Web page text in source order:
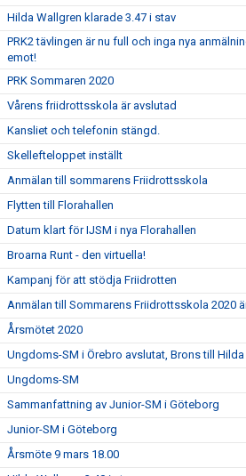
Hilda Wallgren klarade 3.47 i stav
PRK2 tävlingen är nu full och inga nya
emot!
PRK Sommaren 2020
Vårens friidrottsskola är avslutad
Kansliet och telefonin stängd.
Skellefteloppet inställt
Anmälan till sommarens Friidrottsskola
Flytten till Florahallen
Datum klart för IJSM i nya Florahallen
Broarna Runt - den virtuella!
Kampanj för att stödja Friidrotten
Anmälan till Sommarens Friidrottsskola 2020
Årsmötet 2020
Ungdoms-SM i Örebro avslutat, Brons till Hilda
Ungdoms-SM
Sammanfattning av Junior-SM i Göteborg
Junior-SM i Göteborg
Årsmöte 9 mars 18.00